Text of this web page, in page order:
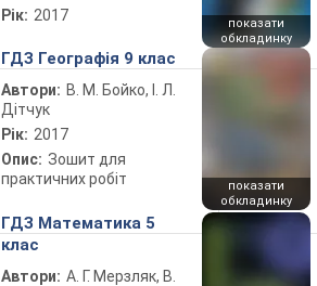
Рік: 2017
показати
обкладинку
ГДЗ Географія 9 клас
Автори: В. М. Бойко, І. Л.
Дітчук
Рік: 2017
Опис: Зошит для
практичних робіт
показати
обкладинку
ГДЗ Математика 5
клас
Автори: А. Г. Мерзляк, В.